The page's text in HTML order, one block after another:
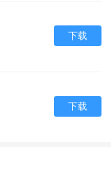
下载
下载